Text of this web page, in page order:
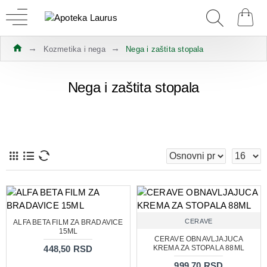
Kozmetika i nega Nega i zaštita stopala
Nega i zaštita stopala
ALFA BETA FILM ZA BRADAVICE
15ML
448,50 RSD
CERAVE
CERAVE OBNAVLJAJUCA
KREMA ZA STOPALA 88ML